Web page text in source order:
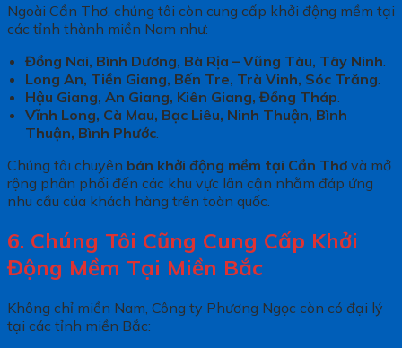
Ngoài Cần Thơ, chúng tôi còn cung cấp khởi động mềm tại
các tỉnh thành miền Nam như:
Đồng Nai, Bình Dương, Bà Rịa – Vũng Tàu, Tây Ninh
Long An, Tiền Giang, Bến Tre, Trà Vinh, Sóc Trăng
Hậu Giang, An Giang, Kiên Giang, Đồng Tháp
Vĩnh Long, Cà Mau, Bạc Liêu, Ninh Thuận, Bình
Thuận, Bình Phước.
Chúng tôi chuyên bán khởi động mềm tại Cần Thơ và mở
rộng phân phối đến các khu vực lân cận nhằm đáp ứng
nhu cầu của khách hàng trên toàn quốc.
6. Chúng Tôi Cũng Cung Cấp Khởi
Động Mềm Tại Miền Bắc
Không chỉ miền Nam, Công ty Phương Ngọc còn có đại lý
tại các tỉnh miền Bắc: